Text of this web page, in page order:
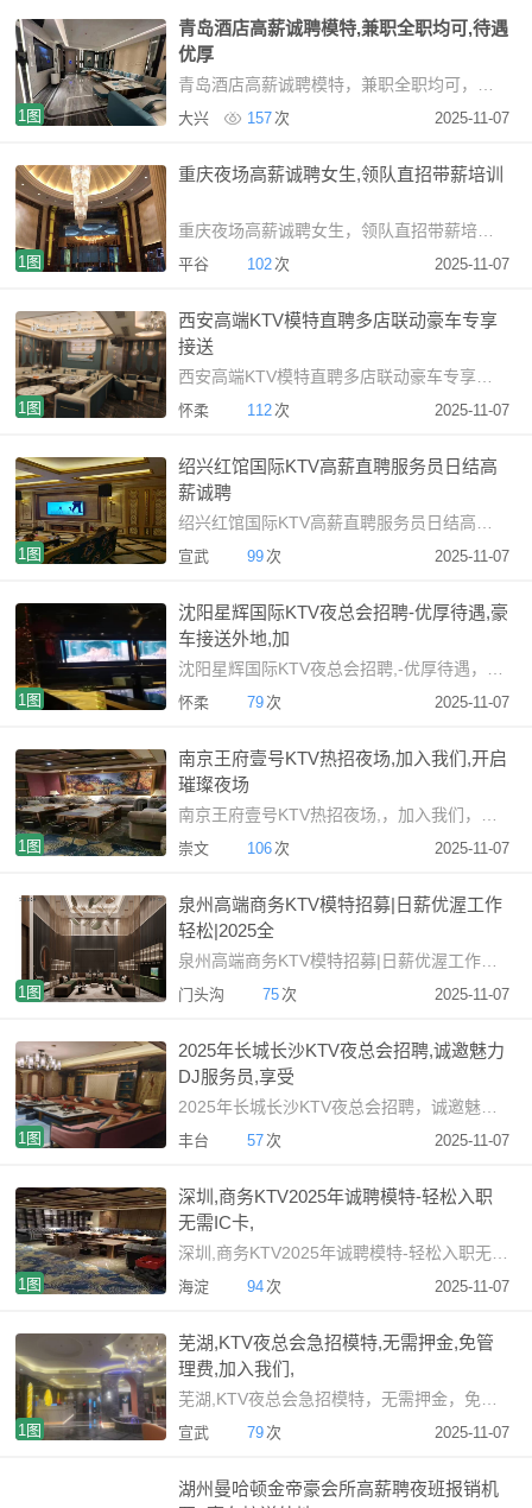
1图
青岛酒店高薪诚聘模特,兼职全职均可,待遇
优厚
大兴 157 次 2025-11-07
1图
重庆夜场高薪诚聘女生,领队直招带薪培训
重庆夜场高薪诚聘女生，领队直招带薪培训san重庆本地高
平谷 102 次 2025-11-07
1图
西安高端KTV模特直聘多店联动豪车专享
接送
西安高端KTV模特直聘多店联动豪车专享接送西安高端娱
怀柔 112 次 2025-11-07
1图
绍兴红馆国际KTV高薪直聘服务员日结高
薪诚聘
宣武 99 次 2025-11-07
1图
沈阳星辉国际KTV夜总会招聘-优厚待遇,豪
车接送外地,加
怀柔 79 次 2025-11-07
1图
南京王府壹号KTV热招夜场,加入我们,开启
璀璨夜场
崇文 106 次 2025-11-07
1图
泉州高端商务KTV模特招募|日薪优渥工作
轻松|2025全
泉州高端商务KTV模特招募|日薪优渥工作轻松|2025全新
门头沟 75 次 2025-11-07
1图
2025年长城长沙KTV夜总会招聘,诚邀魅力
DJ服务员,享受
丰台 57 次 2025-11-07
1图
深圳,商务KTV2025年诚聘模特-轻松入职
无需IC卡,
深圳,商务KTV2025年诚聘模特-轻松入职无需IC卡，夜总会
海淀 94 次 2025-11-07
1图
芜湖,KTV夜总会急招模特,无需押金,免管
理费,加入我们,
宣武 79 次 2025-11-07
湖州曼哈顿金帝豪会所高薪聘夜班报销机